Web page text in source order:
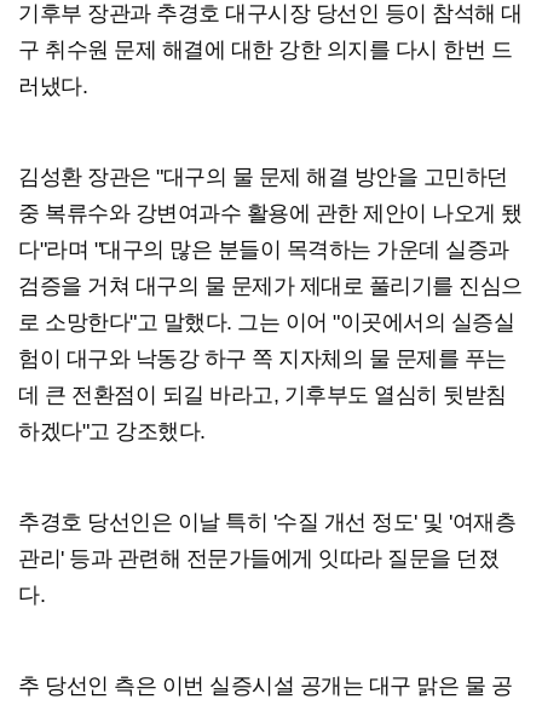
기후부 장관과 추경호 대구시장 당선인 등이 참석해 대
구 취수원 문제 해결에 대한 강한 의지를 다시 한번 드
러냈다.
김성환 장관은 "대구의 물 문제 해결 방안을 고민하던
중 복류수와 강변여과수 활용에 관한 제안이 나오게 됐
다"라며 "대구의 많은 분들이 목격하는 가운데 실증과
검증을 거쳐 대구의 물 문제가 제대로 풀리기를 진심으
로 소망한다"고 말했다. 그는 이어 "이곳에서의 실증실
험이 대구와 낙동강 하구 쪽 지자체의 물 문제를 푸는
데 큰 전환점이 되길 바라고, 기후부도 열심히 뒷받침
하겠다"고 강조했다.
추경호 당선인은 이날 특히 '수질 개선 정도' 및 '여재층
관리' 등과 관련해 전문가들에게 잇따라 질문을 던졌
다.
추 당선인 측은 이번 실증시설 공개는 대구 맑은 물 공